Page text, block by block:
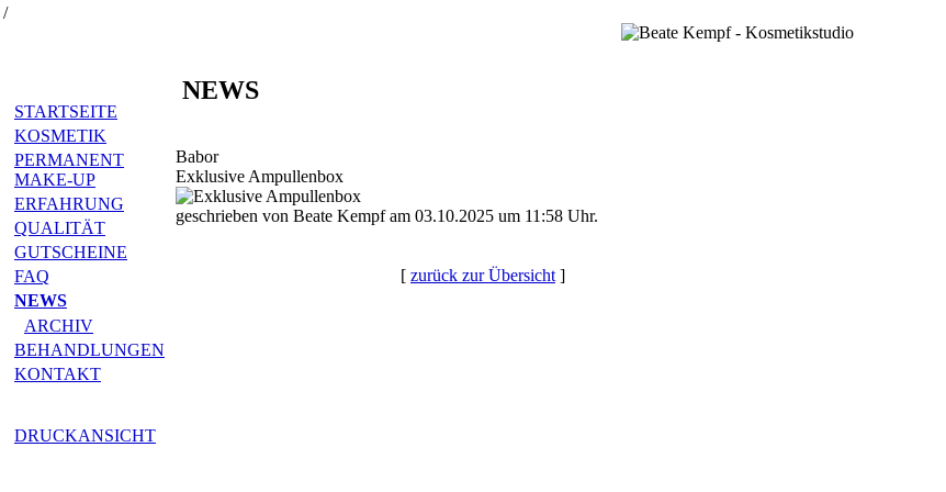
/
STARTSEITE
KOSMETIK
PERMANENT
MAKE-UP
ERFAHRUNG
QUALITÄT
GUTSCHEINE
FAQ
NEWS
ARCHIV
BEHANDLUNGEN
KONTAKT
DRUCKANSICHT
NEWS
Babor
Exklusive Ampullenbox
geschrieben von Beate Kempf am 03.10.2025 um 11:58 Uhr.
[ zurück zur Übersicht ]